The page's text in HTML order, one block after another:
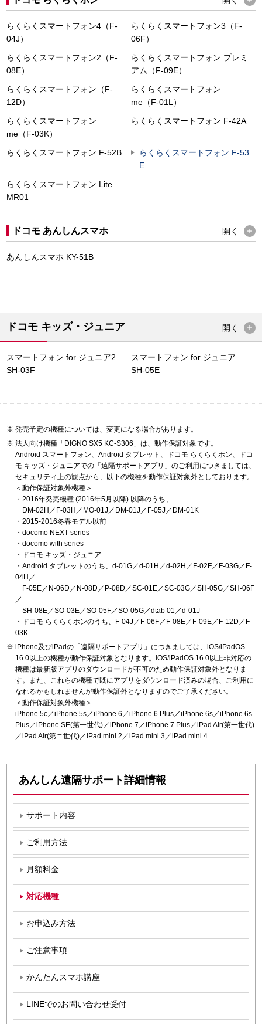
らくらくスマートフォン4（F-
04J）
らくらくスマートフォン3（F-
06F）
らくらくスマートフォン2（F-
08E）
らくらくスマートフォン プレミ
アム（F-09E）
らくらくスマートフォン（F-
12D）
らくらくスマートフォン
me（F-01L）
らくらくスマートフォン
me（F-03K）
らくらくスマートフォン F-42A
らくらくスマートフォン F-52B
らくらくスマートフォン F-53
E
らくらくスマートフォン Lite
MR01
ドコモ あんしんスマホ 開く
あんしんスマホ KY-51B
ドコモ キッズ・ジュニア 開く
スマートフォン for ジュニア2
SH-03F
スマートフォン for ジュニア
SH-05E
発売予定の機種については、変更になる場合があります。
法人向け機種「DIGNO SX5 KC-S306」は、動作保証対象です。
Android スマートフォン、Android タブレット、ドコモ らくらくホン、ドコ
モ キッズ・ジュニアでの「遠隔サポートアプリ」のご利用につきましては、
セキュリティ上の観点から、以下の機種を動作保証対象外としております。
＜動作保証対象外機種＞
・2016年発売機種 (2016年5月以降) 以降のうち、
DM-02H／F-03H／MO-01J／DM-01J／F-05J／DM-01K
・2015-2016冬春モデル以前
・docomo NEXT series
・docomo with series
・ドコモ キッズ・ジュニア
・Android タブレットのうち、d-01G／d-01H／d-02H／F-02F／F-03G／F-
04H／
F-05E／N-06D／N-08D／P-08D／SC-01E／SC-03G／SH-05G／SH-06F
／
SH-08E／SO-03E／SO-05F／SO-05G／dtab 01／d-01J
・ドコモ らくらくホンのうち、F-04J／F-06F／F-08E／F-09E／F-12D／F-
03K
iPhone及びiPadの「遠隔サポートアプリ」につきましては、iOS/iPadOS
16.0以上の機種が動作保証対象となります。iOS/iPadOS 16.0以上非対応の
機種は最新版アプリのダウンロードが不可のため動作保証対象外となりま
す。また、これらの機種で既にアプリをダウンロード済みの場合、ご利用に
なれるかもしれませんが動作保証外となりますのでご了承ください。
＜動作保証対象外機種＞
iPhone 5c／iPhone 5s／iPhone 6／iPhone 6 Plus／iPhone 6s／iPhone 6s
Plus／iPhone SE(第一世代)／iPhone 7／iPhone 7 Plus／iPad Air(第一世代)
／iPad Air(第ニ世代)／iPad mini 2／iPad mini 3／iPad mini 4
あんしん遠隔サポート詳細情報
サポート内容
ご利用方法
月額料金
対応機種
お申込み方法
ご注意事項
かんたんスマホ講座
LINEでのお問い合わせ受付